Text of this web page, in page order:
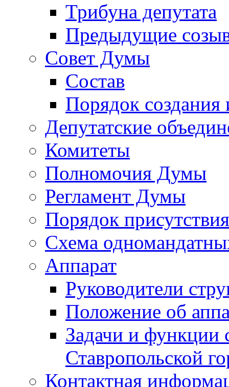
Трибуна депутата
Предыдущие
Совет Думы
Состав
Порядок создания
Депутатские
Комитеты
Полномочия Думы
Регламент Думы
Порядок
Схема
Аппарат
Руководители
Положение об
Задачи и функции
Ставропольской
Контактная